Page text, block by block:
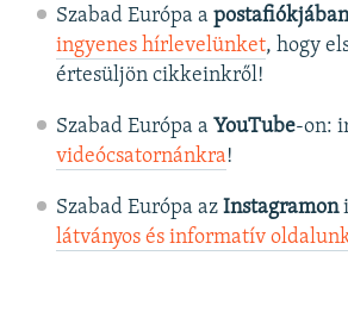
Szabad Európa a postafiókjában
ingyenes hírlevelünket, hogy
értesüljön cikkeinkről!
Szabad Európa a YouTube-on:
videócsatornánkra!
Szabad Európa az Instagramon
látványos és informatív